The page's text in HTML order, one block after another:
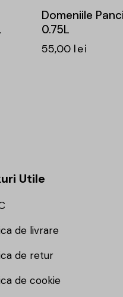
Domeniile
0.75L
55,00 lei
Utile
de livrare
de retur
de cookie